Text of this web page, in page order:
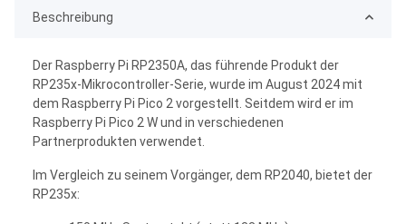
Beschreibung
Der Raspberry Pi RP2350A, das führende Produkt der
RP235x-Mikrocontroller-Serie, wurde im August 2024 mit
dem Raspberry Pi Pico 2 vorgestellt. Seitdem wird er im
Raspberry Pi Pico 2 W und in verschiedenen
Partnerprodukten verwendet.
Im Vergleich zu seinem Vorgänger, dem RP2040, bietet der
RP235x: